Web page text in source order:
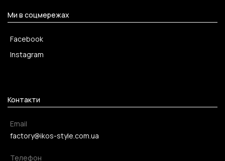
Ми в соцмережах
Facebook
Instagram
Контакти
Email
factory@ikos-style.com.ua
Телефон